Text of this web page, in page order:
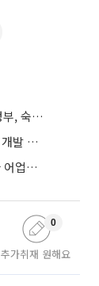
AI 기본사회·평생일자리 국민과 함께 논의…정부, 숙의공론화 착수
400년, 4000년 사는 해양생물⋯'역노화' 기술 개발 추진
노동진 수협 회장, 제주 고수온 피해 현장 찾아 어업인 지원 점검
추가취재 원해요
0